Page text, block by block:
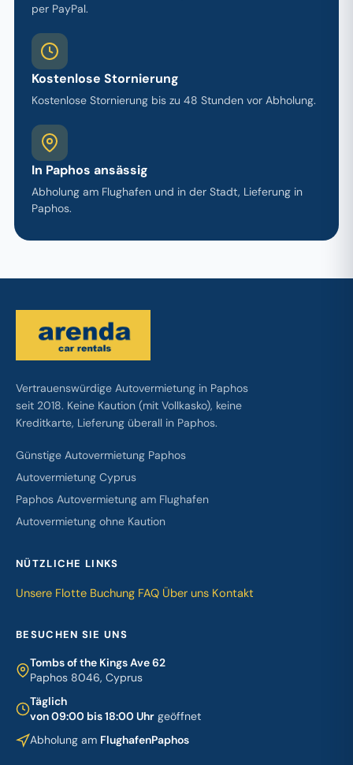
per PayPal.
Kostenlose Stornierung
Kostenlose Stornierung bis zu 48 Stunden vor Abholung.
In Paphos ansässig
Abholung am Flughafen und in der Stadt, Lieferung in
Paphos.
Vertrauenswürdige Autovermietung in Paphos
seit 2018. Keine Kaution (mit Vollkasko), keine
Kreditkarte, Lieferung überall in Paphos.
Günstige Autovermietung Paphos
Autovermietung Cyprus
Paphos Autovermietung am Flughafen
Autovermietung ohne Kaution
NÜTZLICHE LINKS
Unsere Flotte Buchung FAQ Über uns Kontakt
BESUCHEN SIE UNS
Tombs of the Kings Ave 62
Paphos 8046, Cyprus
Täglich
von 09:00 bis 18:00 Uhr geöffnet
Abholung am FlughafenPaphos